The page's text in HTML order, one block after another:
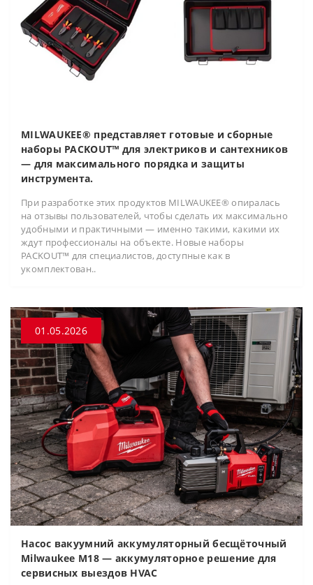
MILWAUKEE® представляет готовые и сборные
наборы PACKOUT™ для электриков и сантехников
— для максимального порядка и защиты
инструмента.
При разработке этих продуктов MILWAUKEE® опиралась
на отзывы пользователей, чтобы сделать их максимально
удобными и практичными — именно такими, какими их
ждут профессионалы на объекте. Новые наборы
PACKOUT™ для специалистов, доступные как в
укомплектован..
01.05.2026
Насос вакуумний аккумуляторный бесщёточный
Milwaukee M18 — аккумуляторное решение для
сервисных выездов HVAC